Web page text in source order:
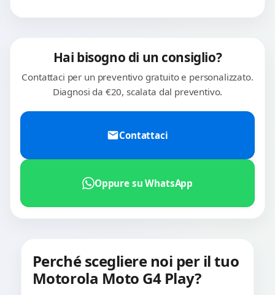
Hai bisogno di un consiglio?
Contattaci per un preventivo gratuito e personalizzato.
Diagnosi da €20, scalata dal preventivo.
Contattaci
Oppure su WhatsApp
Perché scegliere noi per il tuo
Motorola Moto G4 Play?